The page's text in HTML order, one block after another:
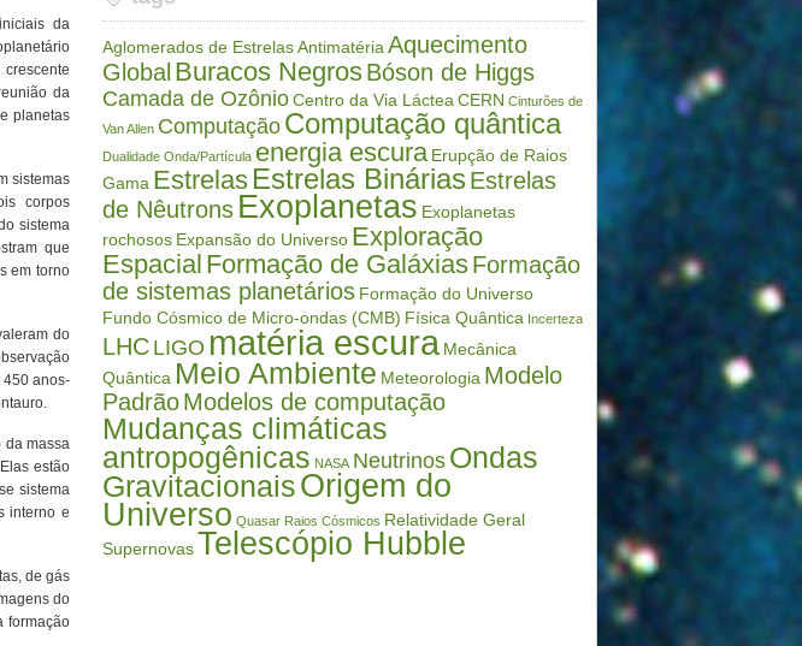
da
da
planetas
sistemas
corpos
sistema
que
em torno
do
anos-
da massa
estão
sistema
interno e
de gás
do
formação
Aglomerados de EstrelasAntimatéria Aquecimento
Global Buracos NegrosBóson de Higgs
Camada de OzônioCentro da Via Láctea CERN Cinturões de
Van Allen Computação Computação quântica
Dualidade Onda/Partícula energia escura Erupção de Raios
Gama Estrelas Estrelas Binárias Estrelas
de Nêutrons Exoplanetas Exoplanetas
rochosos Expansão do Universo Exploração
Espacial Formação de GaláxiasFormação
de sistemas planetários Formação do Universo
Fundo Cósmico de Micro-ondas (CMB) Física Quântica Incerteza
LHC LIGO matéria escura Mecânica
Quântica Meio Ambiente Meteorologia Modelo
PadrãoModelos de computação
Mudanças climáticas
antropogênicas NASA Neutrinos Ondas
GravitacionaisOrigem do
Universo Quasar Raios Cósmicos Relatividade Geral
SupernovasTelescópio Hubble